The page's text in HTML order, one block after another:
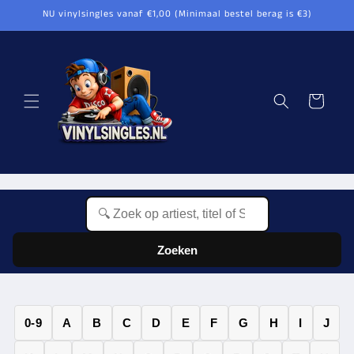
naar de
content
NU vinylsingles vanaf €1,00 (Minimaal bestel berag is €3)
Winkelwagen
Zoeken
0-9 A B C D E F G H I J